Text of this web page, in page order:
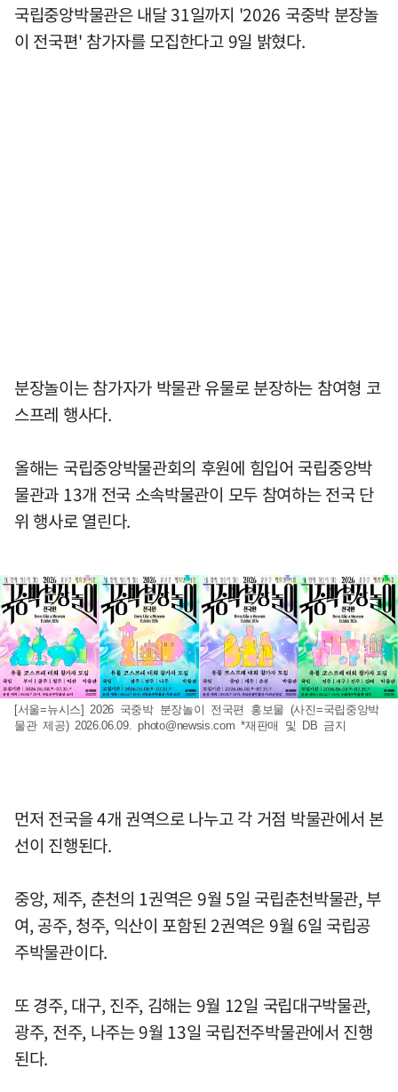
국립중앙박물관은 내달 31일까지 '2026 국중박 분장놀
이 전국편' 참가자를 모집한다고 9일 밝혔다.
분장놀이는 참가자가 박물관 유물로 분장하는 참여형 코
스프레 행사다.
올해는 국립중앙박물관회의 후원에 힘입어 국립중앙박
물관과 13개 전국 소속박물관이 모두 참여하는 전국 단
위 행사로 열린다.
[서울=뉴시스] 2026 국중박 분장놀이 전국편 홍보물 (사진=국립중앙박
물관 제공) 2026.06.09.photo@newsis.com *재판매 및 DB 금지
먼저 전국을 4개 권역으로 나누고 각 거점 박물관에서 본
선이 진행된다.
중앙, 제주, 춘천의 1권역은 9월 5일 국립춘천박물관, 부
여, 공주, 청주, 익산이 포함된 2권역은 9월 6일 국립공
주박물관이다.
또 경주, 대구, 진주, 김해는 9월 12일 국립대구박물관,
광주, 전주, 나주는 9월 13일 국립전주박물관에서 진행
된다.